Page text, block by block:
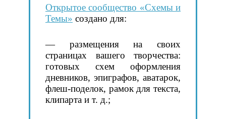
Открытое сообщество «Схемы и
Темы» создано для:
— размещения на своих
страницах вашего творчества:
готовых схем оформления
дневников, эпиграфов, аватарок,
флеш-поделок, рамок для текста,
клипарта и т. д.;